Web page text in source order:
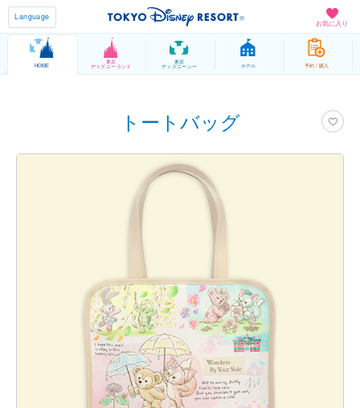
お気に入り
Language
HOME
東京
ディズニーランド
東京
ディズニーシー ホテル 予約 / 購入
トートバッグ